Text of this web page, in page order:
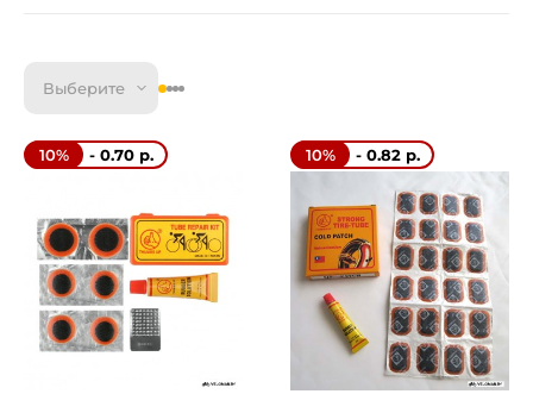
Выберите
10% - 0.70 р. 10% - 0.82 р.